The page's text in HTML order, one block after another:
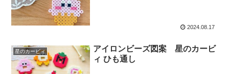
2024.08.17
星のカービィ
アイロンビーズ図案 星のカービ
ィ ひも通し